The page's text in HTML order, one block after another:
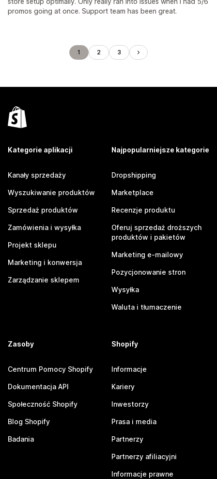
promos going at once. Support team has been great.
1 2 3
Kategorie aplikacji
Kanały sprzedaży
Wyszukiwanie produktów
Sprzedaż produktów
Zamówienia i wysyłka
Projekt sklepu
Marketing i konwersja
Zarządzanie sklepem
Najpopularniejsze kategorie
Dropshipping
Marketplace
Recenzje produktu
Oferuj sprzedaż droższych
produktów i pakietów
Marketing e-mailowy
Pozycjonowanie stron
Wysyłka
Waluta i tłumaczenie
Zasoby
Centrum Pomocy Shopify
Dokumentacja API
Społeczność Shopify
Blog Shopify
Badania
Shopify
Informacje
Kariery
Inwestorzy
Prasa i media
Partnerzy
Partnerzy afiliacyjni
Informacje prawne